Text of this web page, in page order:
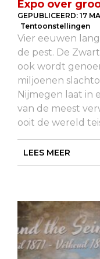
Expo over
GEPUBLICEERD: 17
Tentoonstellingen
Vier eeuwen
de pest. De
ook wordt
miljoenen
Nijmegen laat in
van de meest
ooit de wereld
LEES MEER